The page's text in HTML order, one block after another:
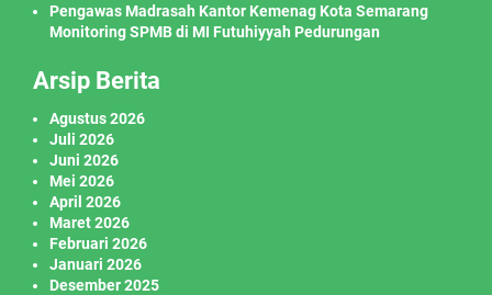
Pengawas Madrasah Kantor Kemenag Kota Semarang
Monitoring SPMB di MI Futuhiyyah Pedurungan
Arsip Berita
Agustus 2026
Juli 2026
Juni 2026
Mei 2026
April 2026
Maret 2026
Februari 2026
Januari 2026
Desember 2025